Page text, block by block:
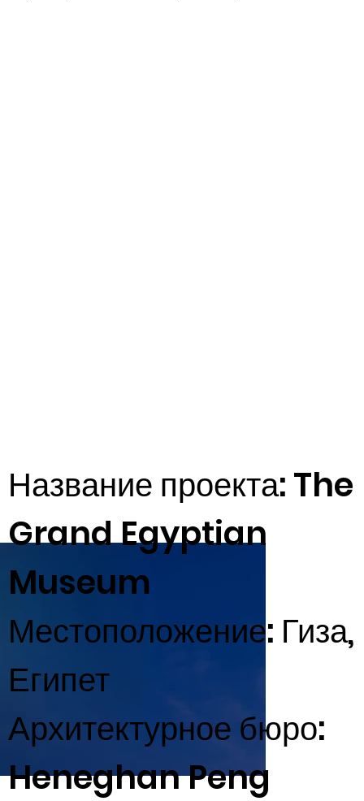
Название проекта: The
Grand Egyptian
Museum
Местоположение: Гиза,
Египет
Архитектурное бюро:
Heneghan Peng